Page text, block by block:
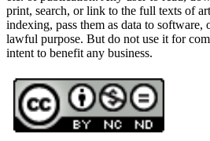
print, search, or link to the full texts of
indexing, pass them as data to software,
lawful purpose. But do not use it for
intent to benefit any business.